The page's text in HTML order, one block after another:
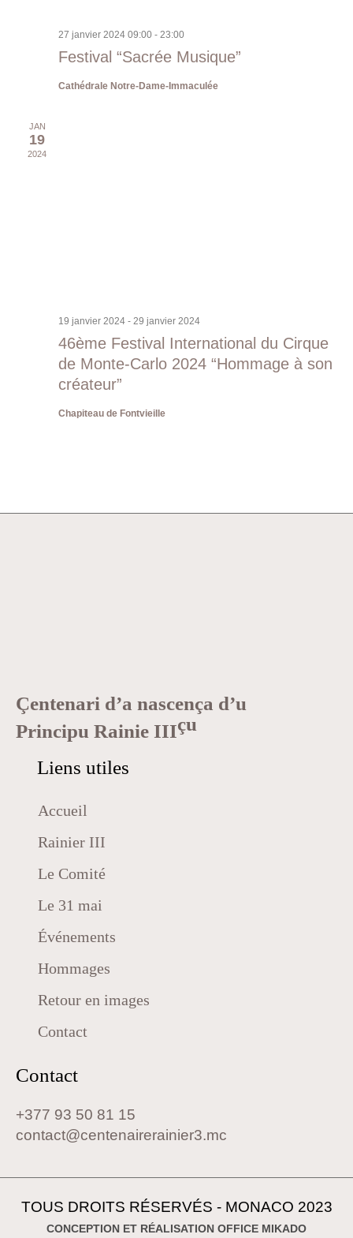
27 janvier 2024 09:00 - 23:00
Festival “Sacrée Musique”
Cathédrale Notre-Dame-Immaculée
JAN
19
2024
19 janvier 2024 - 29 janvier 2024
46ème Festival International du Cirque
de Monte-Carlo 2024 “Hommage à son
créateur”
Chapiteau de Fontvieille
Çentenari d’a nascença d’u
Principu Rainie IIIçu
Liens utiles
Accueil
Rainier III
Le Comité
Le 31 mai
Événements
Hommages
Retour en images
Contact
Contact
+377 93 50 81 15
contact@centenairerainier3.mc
TOUS DROITS RÉSERVÉS - MONACO 2023
CONCEPTION ET RÉALISATION OFFICE MIKADO